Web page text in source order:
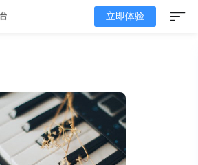
立即体验